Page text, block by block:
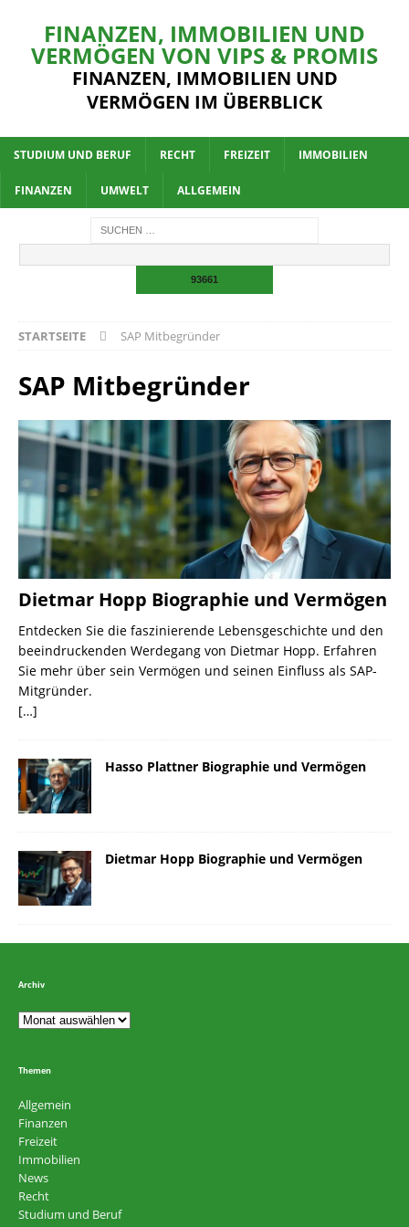
FINANZEN, IMMOBILIEN UND
VERMÖGEN VON VIPS & PROMIS
FINANZEN, IMMOBILIEN UND
VERMÖGEN IM ÜBERBLICK
STUDIUM UND BERUF RECHT FREIZEIT IMMOBILIEN
FINANZEN UMWELT ALLGEMEIN
STARTSEITE SAP Mitbegründer
SAP Mitbegründer
Dietmar Hopp Biographie und Vermögen
Entdecken Sie die faszinierende Lebensgeschichte und den
beeindruckenden Werdegang von Dietmar Hopp. Erfahren
Sie mehr über sein Vermögen und seinen Einfluss als SAP-
Mitgründer.
[…]
Hasso Plattner Biographie und Vermögen
Dietmar Hopp Biographie und Vermögen
Archiv
Themen
Allgemein
Finanzen
Freizeit
Immobilien
News
Recht
Studium und Beruf